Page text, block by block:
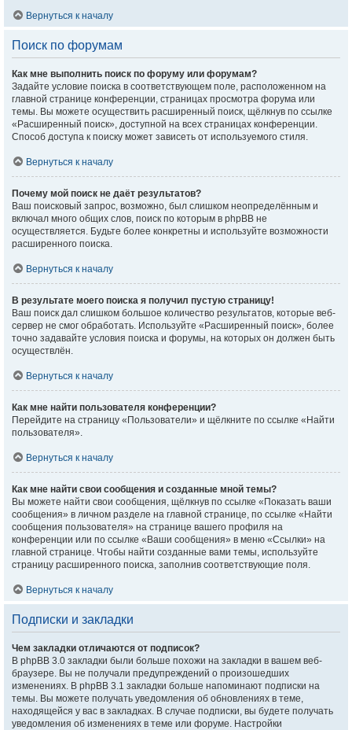
Вернуться к началу
Поиск по форумам
Как мне выполнить поиск по форуму или форумам?
Задайте условие поиска в соответствующем поле, расположенном на
главной странице конференции, страницах просмотра форума или
темы. Вы можете осуществить расширенный поиск, щёлкнув по ссылке
«Расширенный поиск», доступной на всех страницах конференции.
Способ доступа к поиску может зависеть от используемого стиля.
Вернуться к началу
Почему мой поиск не даёт результатов?
Ваш поисковый запрос, возможно, был слишком неопределённым и
включал много общих слов, поиск по которым в phpBB не
осуществляется. Будьте более конкретны и используйте возможности
расширенного поиска.
Вернуться к началу
В результате моего поиска я получил пустую страницу!
Ваш поиск дал слишком большое количество результатов, которые веб-
сервер не смог обработать. Используйте «Расширенный поиск», более
точно задавайте условия поиска и форумы, на которых он должен быть
осуществлён.
Вернуться к началу
Как мне найти пользователя конференции?
Перейдите на страницу «Пользователи» и щёлкните по ссылке «Найти
пользователя».
Вернуться к началу
Как мне найти свои сообщения и созданные мной темы?
Вы можете найти свои сообщения, щёлкнув по ссылке «Показать ваши
сообщения» в личном разделе на главной странице, по ссылке «Найти
сообщения пользователя» на странице вашего профиля на
конференции или по ссылке «Ваши сообщения» в меню «Ссылки» на
главной странице. Чтобы найти созданные вами темы, используйте
страницу расширенного поиска, заполнив соответствующие поля.
Вернуться к началу
Подписки и закладки
Чем закладки отличаются от подписок?
В phpBB 3.0 закладки были больше похожи на закладки в вашем веб-
браузере. Вы не получали предупреждений о произошедших
изменениях. В phpBB 3.1 закладки больше напоминают подписки на
темы. Вы можете получать уведомления об обновлениях в теме,
находящейся у вас в закладках. В случае подписки, вы будете получать
уведомления об изменениях в теме или форуме. Настройки